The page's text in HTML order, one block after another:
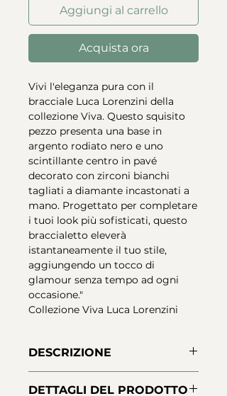
Aggiungi al carrello
Acquista ora
Vivi l'eleganza pura con il
bracciale Luca Lorenzini della
collezione Viva. Questo squisito
pezzo presenta una base in
argento rodiato nero e uno
scintillante centro in pavé
decorato con zirconi bianchi
tagliati a diamante incastonati a
mano. Progettato per completare
i tuoi look più sofisticati, questo
braccialetto eleverà
istantaneamente il tuo stile,
aggiungendo un tocco di
glamour senza tempo ad ogni
occasione."
Collezione Viva Luca Lorenzini
DESCRIZIONE
con placcatura in Rodio nero.
DETTAGLI DEL PRODOTTO